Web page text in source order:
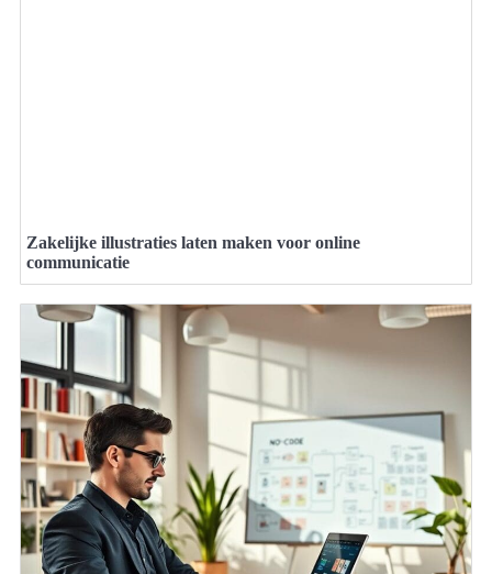
Zakelijke illustraties laten maken voor online
communicatie